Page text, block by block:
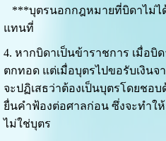
***บุตรนอกกฎหมายที่บิดาไม่ไ
แทนที่
4. หากบิดาเป็นข้าราชการ เมื่อบิ
ตกทอด แต่เมื่อบุตรไปขอรับเงินจ
จะปฏิเสธว่าต้องเป็นบุตรโดยชอ
ยื่นคำฟ้องต่อศาลก่อน ซึ่งจะทำใ
ไม่ใช่บุตร